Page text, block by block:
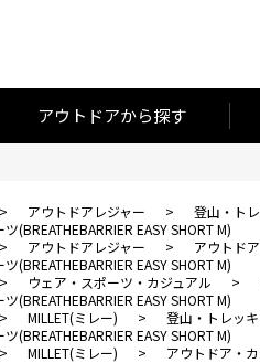
アウトドアから探す
> アウトドアレジャー > 登山・ト
(BREATHEBARRIER EASY SHORT M)
> アウトドアレジャー > アウトド
(BREATHEBARRIER EASY SHORT M)
> ウェア・スポーツ・カジュアル >
(BREATHEBARRIER EASY SHORT M)
> MILLET(ミレー) > 登山・トレッ
(BREATHEBARRIER EASY SHORT M)
> MILLET(ミレー) > アウトドア・